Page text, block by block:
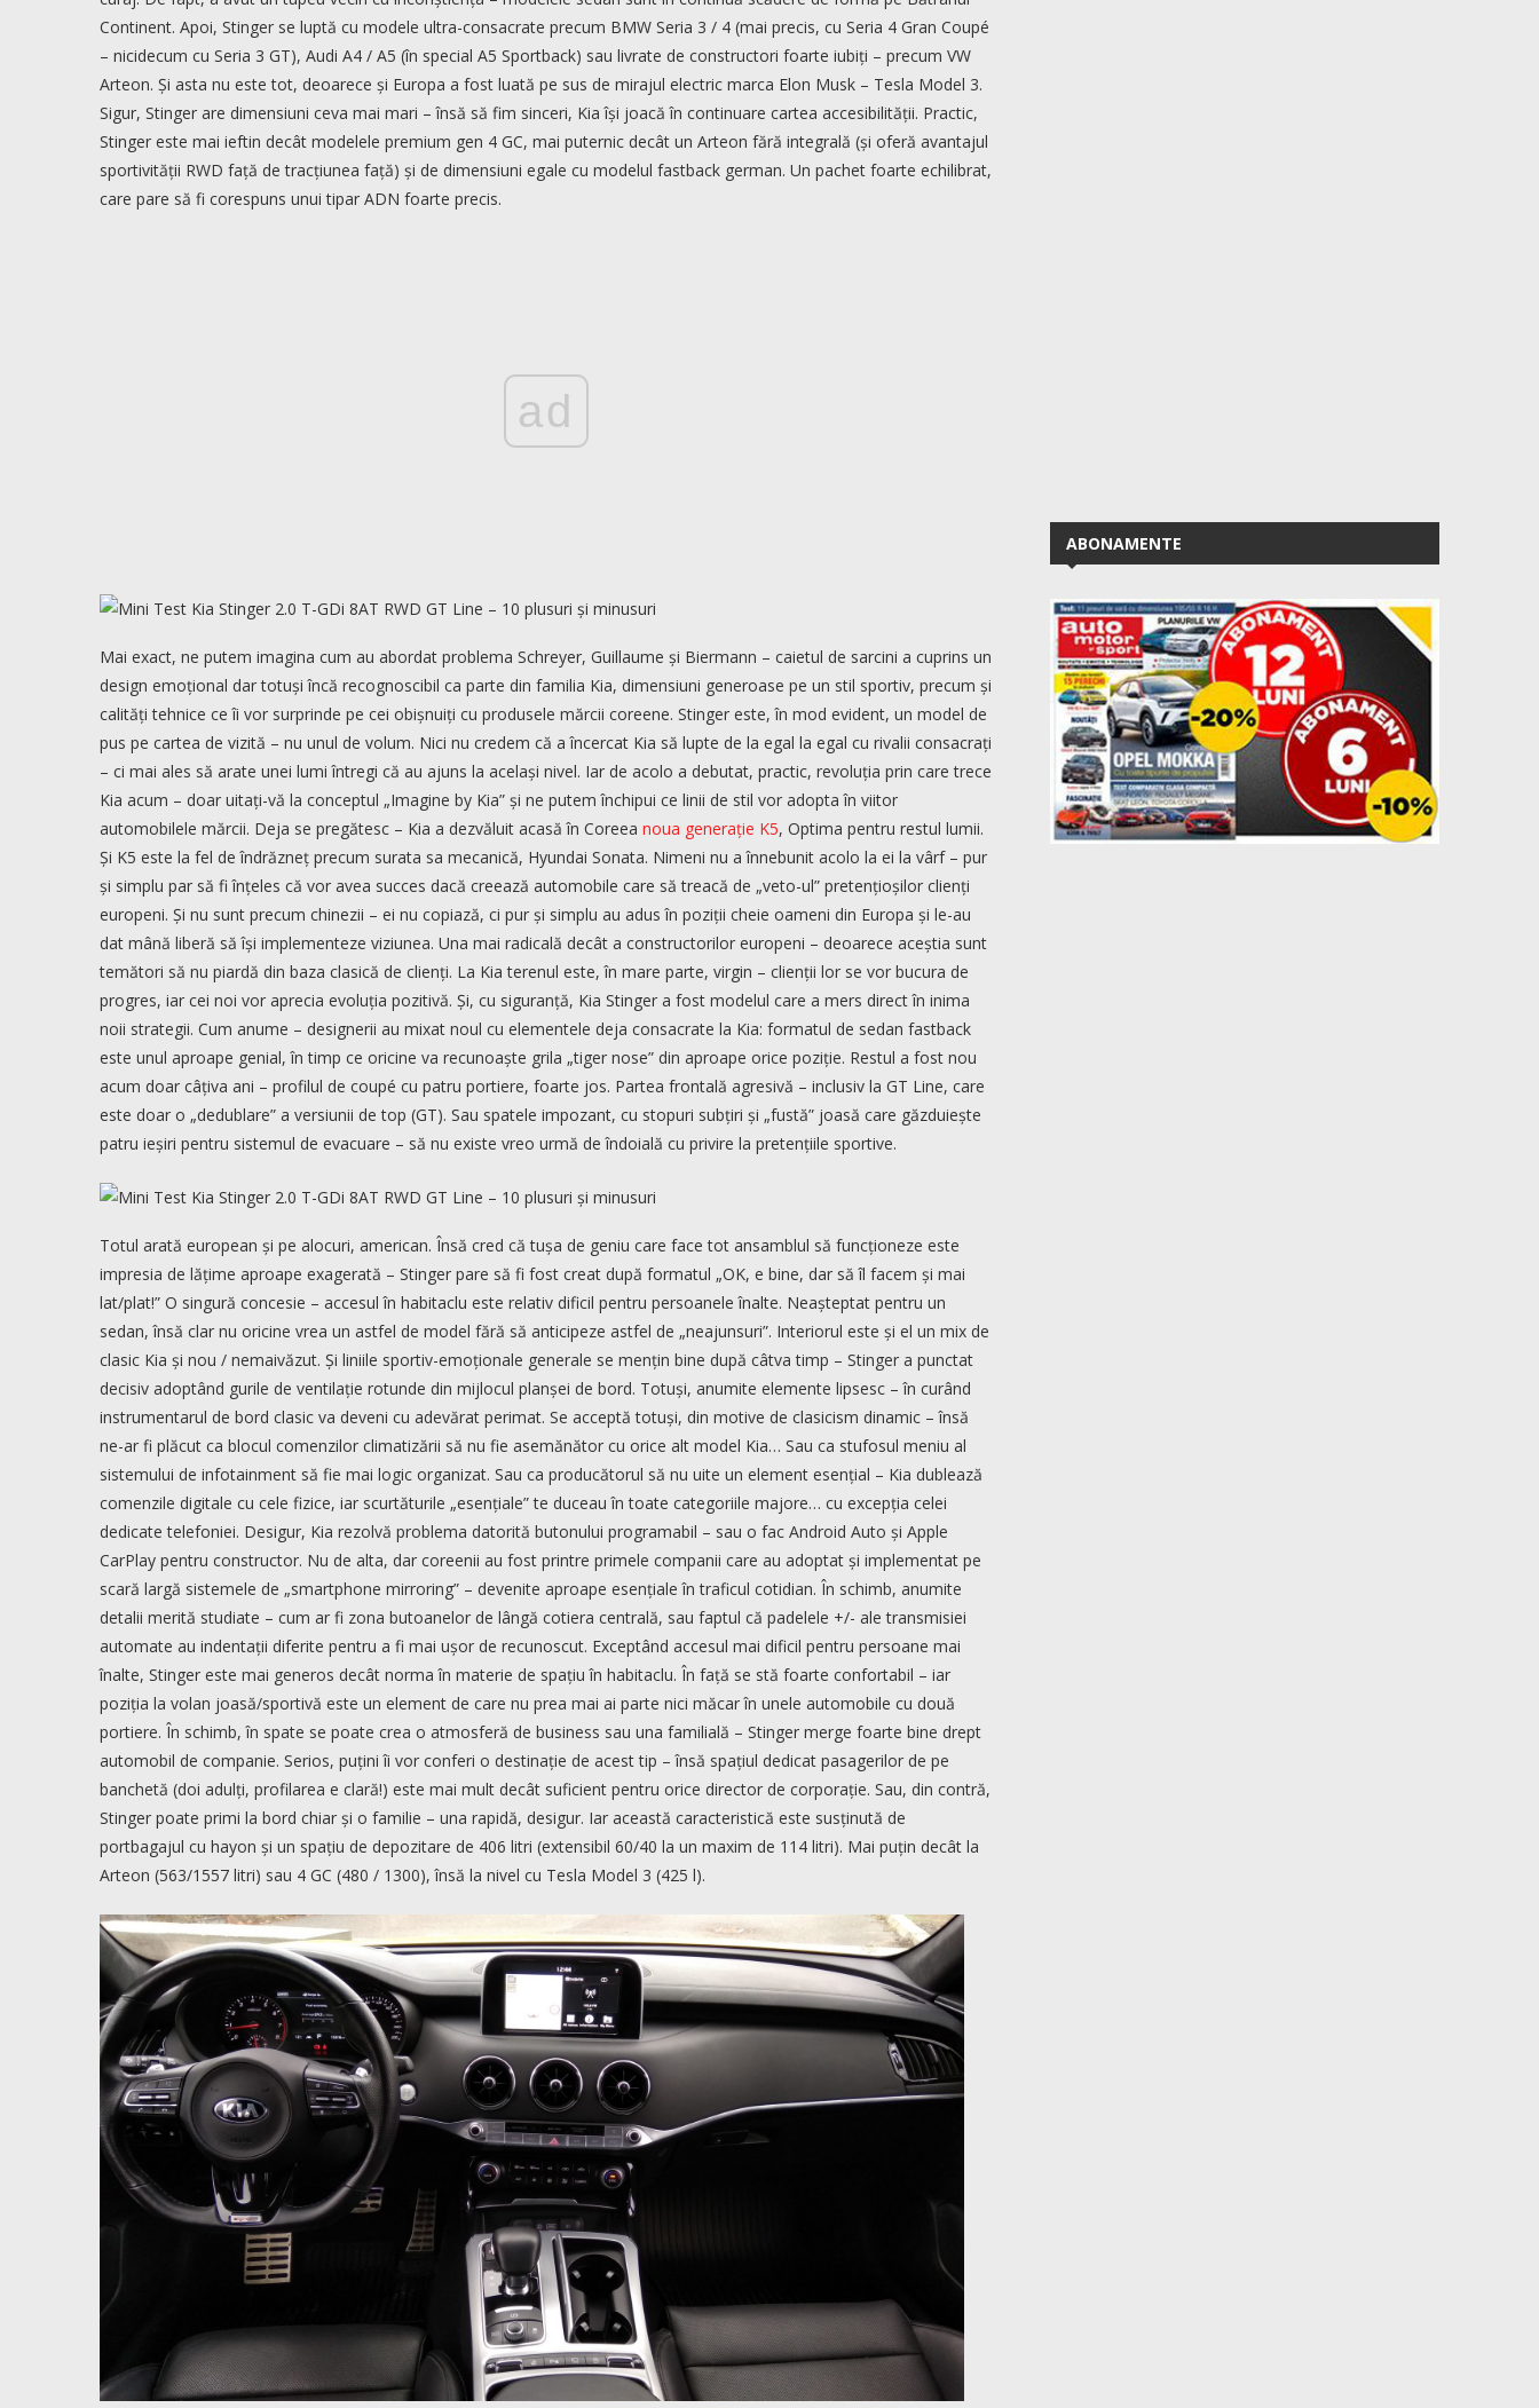
Continent. Apoi, Stinger se luptă cu modele ultra-consacrate precum BMW Seria 3 / 4 (mai precis, cu Seria 4 Gran Coupé
– nicidecum cu Seria 3 GT), Audi A4 / A5 (în special A5 Sportback) sau livrate de constructori foarte iubiți – precum VW
Arteon. Și asta nu este tot, deoarece și Europa a fost luată pe sus de mirajul electric marca Elon Musk – Tesla Model 3.
Sigur, Stinger are dimensiuni ceva mai mari – însă să fim sinceri, Kia își joacă în continuare cartea accesibilității. Practic,
Stinger este mai ieftin decât modelele premium gen 4 GC, mai puternic decât un Arteon fără integrală (și oferă avantajul
sportivității RWD față de tracțiunea față) și de dimensiuni egale cu modelul fastback german. Un pachet foarte echilibrat,
care pare să fi corespuns unui tipar ADN foarte precis.
ad
Mai exact, ne putem imagina cum au abordat problema Schreyer, Guillaume și Biermann – caietul de sarcini a cuprins un
design emoțional dar totuși încă recognoscibil ca parte din familia Kia, dimensiuni generoase pe un stil sportiv, precum și
calități tehnice ce îi vor surprinde pe cei obișnuiți cu produsele mărcii coreene. Stinger este, în mod evident, un model de
pus pe cartea de vizită – nu unul de volum. Nici nu credem că a încercat Kia să lupte de la egal la egal cu rivalii consacrați
– ci mai ales să arate unei lumi întregi că au ajuns la același nivel. Iar de acolo a debutat, practic, revoluția prin care trece
Kia acum – doar uitați-vă la conceptul „Imagine by Kia” și ne putem închipui ce linii de stil vor adopta în viitor
automobilele mărcii. Deja se pregătesc – Kia a dezvăluit acasă în Coreea noua generație K5, Optima pentru restul lumii.
Și K5 este la fel de îndrăzneț precum surata sa mecanică, Hyundai Sonata. Nimeni nu a înnebunit acolo la ei la vârf – pur
și simplu par să fi înțeles că vor avea succes dacă creează automobile care să treacă de „veto-ul” pretențioșilor clienți
europeni. Și nu sunt precum chinezii – ei nu copiază, ci pur și simplu au adus în poziții cheie oameni din Europa și le-au
dat mână liberă să își implementeze viziunea. Una mai radicală decât a constructorilor europeni – deoarece aceștia sunt
temători să nu piardă din baza clasică de clienți. La Kia terenul este, în mare parte, virgin – clienții lor se vor bucura de
progres, iar cei noi vor aprecia evoluția pozitivă. Și, cu siguranță, Kia Stinger a fost modelul care a mers direct în inima
noii strategii. Cum anume – designerii au mixat noul cu elementele deja consacrate la Kia: formatul de sedan fastback
este unul aproape genial, în timp ce oricine va recunoaște grila „tiger nose” din aproape orice poziție. Restul a fost nou
acum doar câțiva ani – profilul de coupé cu patru portiere, foarte jos. Partea frontală agresivă – inclusiv la GT Line, care
este doar o „dedublare” a versiunii de top (GT). Sau spatele impozant, cu stopuri subțiri și „fustă” joasă care găzduiește
patru ieșiri pentru sistemul de evacuare – să nu existe vreo urmă de îndoială cu privire la pretențiile sportive.
Totul arată european și pe alocuri, american. Însă cred că tușa de geniu care face tot ansamblul să funcționeze este
impresia de lățime aproape exagerată – Stinger pare să fi fost creat după formatul „OK, e bine, dar să îl facem și mai
lat/plat!” O singură concesie – accesul în habitaclu este relativ dificil pentru persoanele înalte. Neașteptat pentru un
sedan, însă clar nu oricine vrea un astfel de model fără să anticipeze astfel de „neajunsuri”. Interiorul este și el un mix de
clasic Kia și nou / nemaivăzut. Și liniile sportiv-emoționale generale se mențin bine după câtva timp – Stinger a punctat
decisiv adoptând gurile de ventilație rotunde din mijlocul planșei de bord. Totuși, anumite elemente lipsesc – în curând
instrumentarul de bord clasic va deveni cu adevărat perimat. Se acceptă totuși, din motive de clasicism dinamic – însă
ne-ar fi plăcut ca blocul comenzilor climatizării să nu fie asemănător cu orice alt model Kia… Sau ca stufosul meniu al
sistemului de infotainment să fie mai logic organizat. Sau ca producătorul să nu uite un element esențial – Kia dublează
comenzile digitale cu cele fizice, iar scurtăturile „esențiale” te duceau în toate categoriile majore… cu excepția celei
dedicate telefoniei. Desigur, Kia rezolvă problema datorită butonului programabil – sau o fac Android Auto și Apple
CarPlay pentru constructor. Nu de alta, dar coreenii au fost printre primele companii care au adoptat și implementat pe
scară largă sistemele de „smartphone mirroring” – devenite aproape esențiale în traficul cotidian. În schimb, anumite
detalii merită studiate – cum ar fi zona butoanelor de lângă cotiera centrală, sau faptul că padelele +/- ale transmisiei
automate au indentații diferite pentru a fi mai ușor de recunoscut. Exceptând accesul mai dificil pentru persoane mai
înalte, Stinger este mai generos decât norma în materie de spațiu în habitaclu. În față se stă foarte confortabil – iar
poziția la volan joasă/sportivă este un element de care nu prea mai ai parte nici măcar în unele automobile cu două
portiere. În schimb, în spate se poate crea o atmosferă de business sau una familială – Stinger merge foarte bine drept
automobil de companie. Serios, puțini îi vor conferi o destinație de acest tip – însă spațiul dedicat pasagerilor de pe
banchetă (doi adulți, profilarea e clară!) este mai mult decât suficient pentru orice director de corporație. Sau, din contră,
Stinger poate primi la bord chiar și o familie – una rapidă, desigur. Iar această caracteristică este susținută de
portbagajul cu hayon și un spațiu de depozitare de 406 litri (extensibil 60/40 la un maxim de 114 litri). Mai puțin decât la
Arteon (563/1557 litri) sau 4 GC (480 / 1300), însă la nivel cu Tesla Model 3 (425 l).
ABONAMENTE